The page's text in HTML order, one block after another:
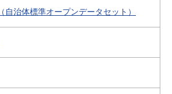
自治体標準オープンデータセット）